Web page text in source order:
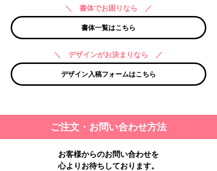
＼ 書体でお困りなら ／
書体一覧はこちら
＼ デザインがお決まりなら ／
デザイン入稿フォームはこちら
ご注文・お問い合わせ方法
お客様からのお問い合わせを
心よりお待ちしております。